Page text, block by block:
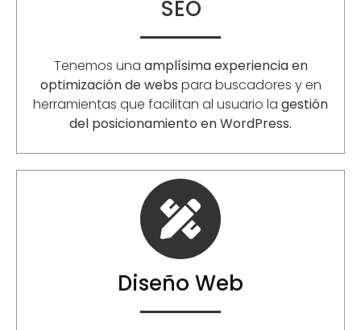
SEO
Tenemos una amplísima experiencia en
optimización de webs para buscadores y en
herramientas que facilitan al usuario la gestión
del posicionamiento en WordPress.
Diseño Web